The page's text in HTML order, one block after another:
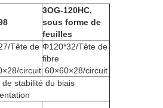
3OG-120HC,
sous forme de
feuilles
Tête de
circuit
Φ120*32/Tête de
fibre
60×60×28/circuit
de stabilité du biais